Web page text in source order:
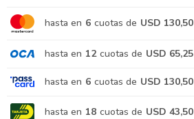
hasta en 6 cuotas de USD 130,50
hasta en 12 cuotas de USD 65,25
hasta en 6 cuotas de USD 130,50
hasta en 18 cuotas de USD 43,50